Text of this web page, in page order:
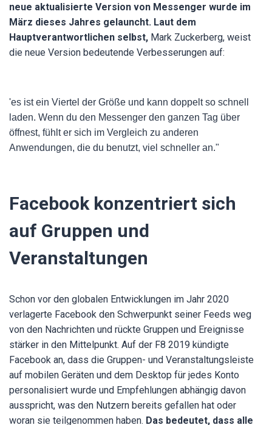
neue aktualisierte Version von Messenger wurde im
März dieses Jahres gelauncht. Laut dem
Hauptverantwortlichen selbst, Mark Zuckerberg, weist
die neue Version bedeutende Verbesserungen auf:
'es ist ein Viertel der Größe und kann doppelt so schnell
laden. Wenn du den Messenger den ganzen Tag über
öffnest, fühlt er sich im Vergleich zu anderen
Anwendungen, die du benutzt, viel schneller an."
Facebook konzentriert sich
auf Gruppen und
Veranstaltungen
Schon vor den globalen Entwicklungen im Jahr 2020
verlagerte Facebook den Schwerpunkt seiner Feeds weg
von den Nachrichten und rückte Gruppen und Ereignisse
stärker in den Mittelpunkt. Auf der F8 2019 kündigte
Facebook an, dass die Gruppen- und Veranstaltungsleiste
auf mobilen Geräten und dem Desktop für jedes Konto
personalisiert wurde und Empfehlungen abhängig davon
ausspricht, was den Nutzern bereits gefallen hat oder
woran sie teilgenommen haben. Das bedeutet, dass alle